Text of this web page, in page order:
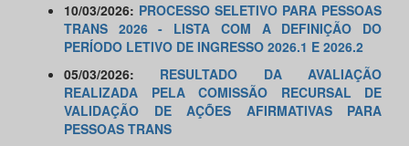
10/03/2026: PROCESSO SELETIVO PARA PESSOAS
TRANS 2026 - LISTA COM A DEFINIÇÃO DO
PERÍODO LETIVO DE INGRESSO 2026.1 E 2026.2
05/03/2026: RESULTADO DA AVALIAÇÃO
REALIZADA PELA COMISSÃO RECURSAL DE
VALIDAÇÃO DE AÇÕES AFIRMATIVAS PARA
PESSOAS TRANS